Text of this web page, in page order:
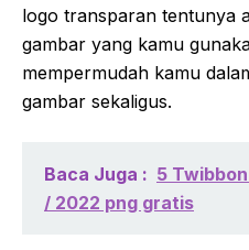
logo transparan tentunya
gambar yang kamu
mempermudah kamu
gambar sekaligus.
Baca Juga : 5
/ 2022 png gratis